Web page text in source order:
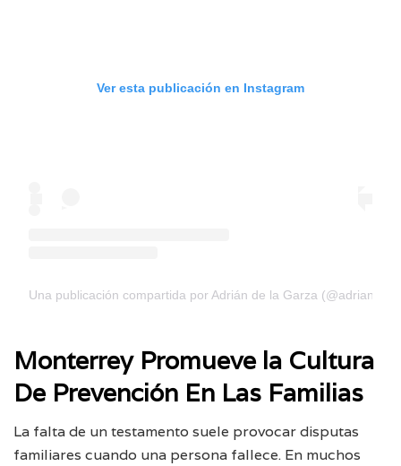
Ver esta publicación en Instagram
Una publicación compartida por Adrián de la Garza
Monterrey Promueve la Cultura
De Prevención En Las Familias
La falta de un testamento suele provocar disputas
familiares cuando una persona fallece. En muchos